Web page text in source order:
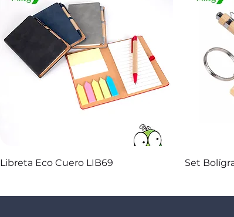
Vista rápida
Libreta Eco Cuero LIB69 Set